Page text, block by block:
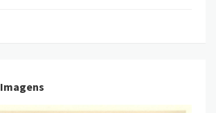
Imagens